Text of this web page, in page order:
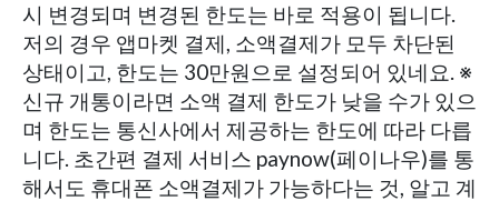
시 변경되며 변경된 한도는 바로 적용이 됩니다.
저의 경우 앱마켓 결제, 소액결제가 모두 차단된
상태이고, 한도는 30만원으로 설정되어 있네요. ※
신규 개통이라면 소액 결제 한도가 낮을 수가 있으
며 한도는 통신사에서 제공하는 한도에 따라 다릅
니다. 초간편 결제 서비스 paynow(페이나우)를 통
해서도 휴대폰 소액결제가 가능하다는 것, 알고 계